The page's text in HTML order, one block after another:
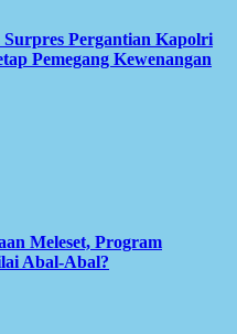
Surpres Pergantian Kapolri
Pemegang Kewenangan
Meleset, Program
Abal-Abal?